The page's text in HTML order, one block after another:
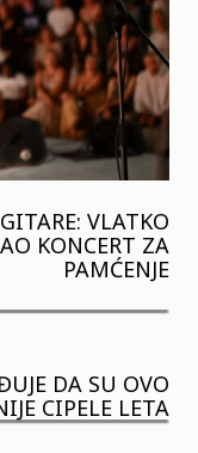
VLATKO
KONCERT ZA
PAMĆENJE
DA SU OVO
CIPELE LETA